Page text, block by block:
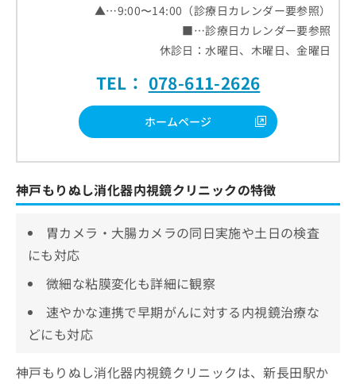
▲…9:00〜14:00（診療日カレンダー要参照）
■…診療日カレンダー要参照
休診日：水曜日、木曜日、金曜日
TEL： 078-611-2626
ホームページ
神戸もりぬし消化器内視鏡クリニックの特徴
胃カメラ・大腸カメラの同日実施や土日の検査
にも対応
微細な粘膜変化も詳細に観察
速やかな連携で早期がんに対する内視鏡治療な
どにも対応
神戸もりぬし消化器内視鏡クリニックは、新長田駅か